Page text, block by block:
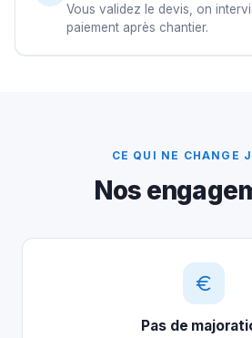
Vous validez le devis, on
paiement après chantier.
CE QUI NE CHANGE
Nos
Pas de